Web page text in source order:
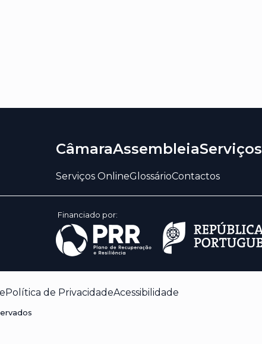
CâmaraAssembleiaServiços
Serviços OnlineGlossárioContactos
Financiado por:
Política de PrivacidadeAcessibilidade